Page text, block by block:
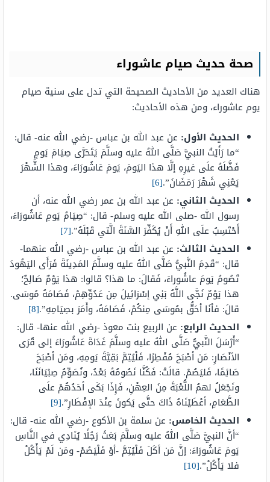
صحة حديث صيام عاشوراء
هناك العديد من الأحاديث الصحيحة التي تدل على سنية صيام
يوم عاشوراء، ومن هذه الأحاديث:
الحديث الأول: عن عبد الله بن عباس -رضي الله عنه- قال:
“ما رَأَيْتُ النبيَّ صَلَّى اللهُ عليه وسلَّمَ يَتَحَرَّى صِيَامَ يَومٍ
فَضَّلَهُ علَى غيرِهِ إلَّا هذا اليَومَ، يَومَ عَاشُورَاءَ، وهذا الشَّهْرَ
يَعْنِي شَهْرَ رَمَضَانَ”.[6]
الحديث الثاني: عن عبد الله بن عمر رضي الله عنه، أن
رسول الله -صلى الله عليه وسلم- قال: “صِيَامُ يَومِ عَاشُورَاءَ،
أَحْتَسِبُ علَى اللهِ أَنْ يُكَفِّرَ السَّنَةَ الَّتي قَبْلَهُ”.[7]
الحديث الثالث: عن عبد الله بن عباس -رضي الله عنهما-
قال: “قَدِمَ النَّبيُّ صَلَّى اللهُ عليه وسلَّمَ المَدِينَةَ فَرَأَى اليَهُودَ
تَصُومُ يَومَ عاشُوراءَ، فَقالَ: ما هذا؟ قالوا: هذا يَوْمٌ صَالِحٌ؛
هذا يَوْمٌ نَجَّى اللَّهُ بَنِي إسْرَائِيلَ مِن عَدُوِّهِمْ، فَصَامَهُ مُوسَى.
قالَ: فأنَا أحَقُّ بمُوسَى مِنكُمْ، فَصَامَهُ، وأَمَرَ بصِيَامِهِ”.[8]
الحديث الرابع: عن الربيع بنت معوذ -رضي الله عنها- قال:
“أَرْسَلَ النَّبيُّ صَلَّى اللهُ عليه وسلَّمَ غَدَاةَ عَاشُورَاءَ إلى قُرَى
الأنْصَارِ: مَن أصْبَحَ مُفْطِرًا، فَلْيُتِمَّ بَقِيَّةَ يَومِهِ، ومَن أصْبَحَ
صَائِمًا، فَليَصُمْ. قالَتْ: فَكُنَّا نَصُومُهُ بَعْدُ، ونُصَوِّمُ صِبْيَانَنَا،
ونَجْعَلُ لهمُ اللُّعْبَةَ مِنَ العِهْنِ، فَإِذَا بَكَى أحَدُهُمْ علَى
الطَّعَامِ، أعْطَيْنَاهُ ذَاكَ حتَّى يَكونَ عِنْدَ الإفْطَارِ”.[9]
الحديث الخامس: عن سلمة بن الأكوع -رضي الله عنه- قال:
“أنَّ النبيَّ صَلَّى اللهُ عليه وسلَّمَ بَعَثَ رَجُلًا يُنَادِي في النَّاسِ
يَومَ عَاشُورَاءَ: إنَّ مَن أكَلَ فَلْيُتِمَّ -أوْ فَلْيَصُمْ- ومَن لَمْ يَأْكُلْ
فلا يَأْكُلْ”.[10]